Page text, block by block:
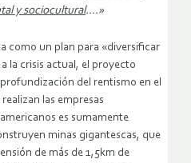
y sociocultural….»
como un plan para «diversificar
la crisis actual, el proyecto
del rentismo en el
las empresas
es sumamente
minas gigantescas, que
de más de 1,5km de